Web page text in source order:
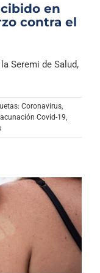
en
contra el
Seremi de Salud,
Coronavirus
Covid-19